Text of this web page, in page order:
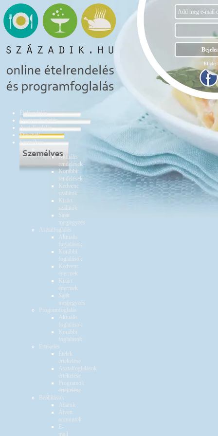
Ételrendelés
Programfoglalás
Asztalfoglalás
Éttermek
Személyes
Ételrendelés
Aktuális
rendelések
Korábbi
rendelések
Kedvenc
szállítók
Kizárt
szállítók
Saját
megjegyzés
Asztalfoglalás
Aktuális
foglalások
Korábbi
foglalások
Kedvenc
éttermek
Kizárt
éttermek
Saját
megjegyzés
Programfoglalás
Aktuális
foglalások
Korábbi
foglalások
Értékelés
Ételek
értékelése
Asztalfoglalások
értékelése
Programok
értékelése
Beállítások
Adatok
Átvett
accountok
E-
mail